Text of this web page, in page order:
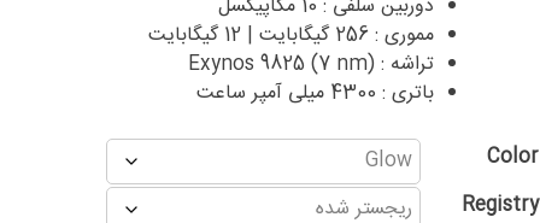
مموری : 256 گیگابایت | 12 گیگابایت
تراشه : Exynos 9825 (7 nm)
باتری : 4300 میلی آمپر ساعت
Color
Registry